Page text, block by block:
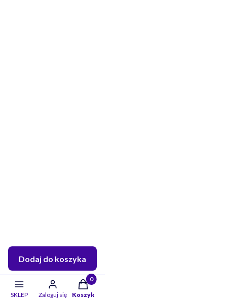
Dodaj do koszyka
SKLEP Zaloguj się
Twoje skarby w koszyku:: 0. Zobacz
Koszyk